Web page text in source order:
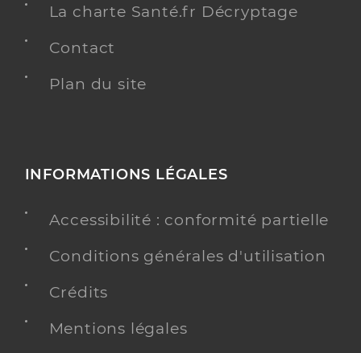
La charte Santé.fr Décryptage
Contact
Plan du site
INFORMATIONS LÉGALES
Accessibilité : conformité partielle
Conditions générales d'utilisation
Crédits
Mentions légales